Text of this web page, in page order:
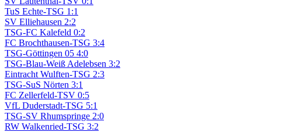
TuS Echte-TSG 1:1
SV Elliehausen 2:2
TSG-FC Kalefeld 0:2
FC Brochthausen-TSG 3:4
TSG-Göttingen 05 4:0
TSG-Blau-Weiß Adelebsen 3:2
Eintracht Wulften-TSG 2:3
TSG-SuS Nörten 3:1
FC Zellerfeld-TSV 0:5
VfL Duderstadt-TSG 5:1
TSG-SV Rhumspringe 2:0
RW Walkenried-TSG 3:2